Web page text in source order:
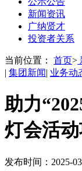
新闻资讯
广纳贤才
投资者关系
当前位置： 首页>
| 集团新闻| 业务动
助力
灯会活
发布时间：2025-